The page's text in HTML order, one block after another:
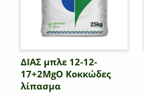
ΔΙΑΣ μπλε 12-12-
17+2MgO Κοκκώδες
λίπασμα